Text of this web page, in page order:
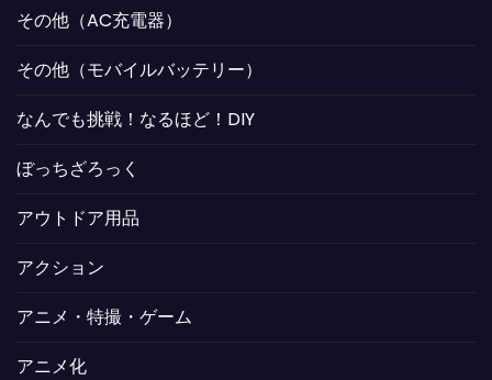
その他（AC充電器）
その他（モバイルバッテリー）
なんでも挑戦！なるほど！DIY
ぼっちざろっく
アウトドア用品
アクション
アニメ・特撮・ゲーム
アニメ化